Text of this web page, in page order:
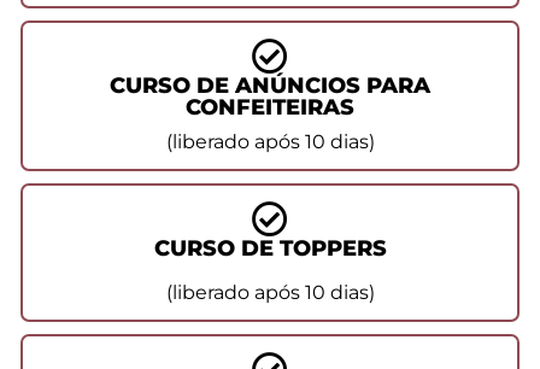
CURSO DE ANÚNCIOS PARA
CONFEITEIRAS
(liberado após 10 dias)
CURSO DE TOPPERS
(liberado após 10 dias)